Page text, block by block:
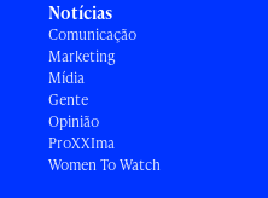
Notícias
Comunicação
Marketing
Mídia
Gente
Opinião
ProXXIma
Women To Watch